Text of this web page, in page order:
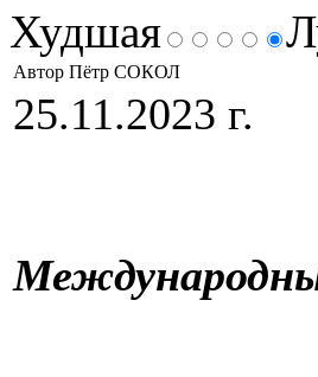
Худшая
Автор Пётр СОКОЛ
25.11.2023 г.